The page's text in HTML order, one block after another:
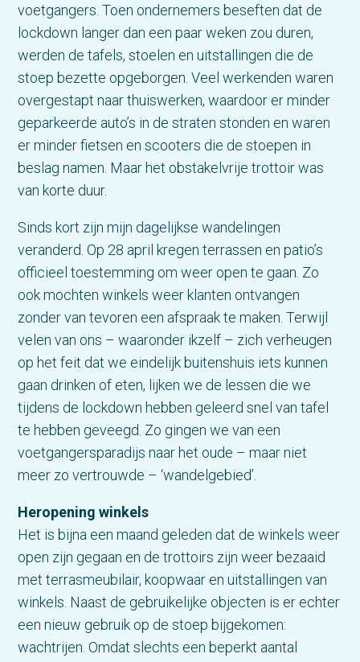
voetgangers. Toen ondernemers beseften dat de
lockdown langer dan een paar weken zou duren,
werden de tafels, stoelen en uitstallingen die de
stoep bezette opgeborgen. Veel werkenden waren
overgestapt naar thuiswerken, waardoor er minder
geparkeerde auto’s in de straten stonden en waren
er minder fietsen en scooters die de stoepen in
beslag namen. Maar het obstakelvrije trottoir was
van korte duur.
Sinds kort zijn mijn dagelijkse wandelingen
veranderd. Op 28 april kregen terrassen en patio’s
officieel toestemming om weer open te gaan. Zo
ook mochten winkels weer klanten ontvangen
zonder van tevoren een afspraak te maken. Terwijl
velen van ons – waaronder ikzelf – zich verheugen
op het feit dat we eindelijk buitenshuis iets kunnen
gaan drinken of eten, lijken we de lessen die we
tijdens de lockdown hebben geleerd snel van tafel
te hebben geveegd. Zo gingen we van een
voetgangersparadijs naar het oude – maar niet
meer zo vertrouwde – ‘wandelgebied’.
Heropening winkels
Het is bijna een maand geleden dat de winkels weer
open zijn gegaan en de trottoirs zijn weer bezaaid
met terrasmeubilair, koopwaar en uitstallingen van
winkels. Naast de gebruikelijke objecten is er echter
een nieuw gebruik op de stoep bijgekomen:
wachtrijen. Omdat slechts een beperkt aantal